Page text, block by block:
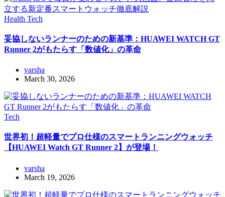
Health Tech
妥協しないランナーのための新基準：HUAWEI WATCH GT
Runner 2がもたらす「数値化」の革命
varsha
March 30, 2026
Tech
世界初！超軽量でプロ仕様のスマートランニングウォッチ
【HUAWEI Watch GT Runner 2】が登場！
varsha
March 19, 2026